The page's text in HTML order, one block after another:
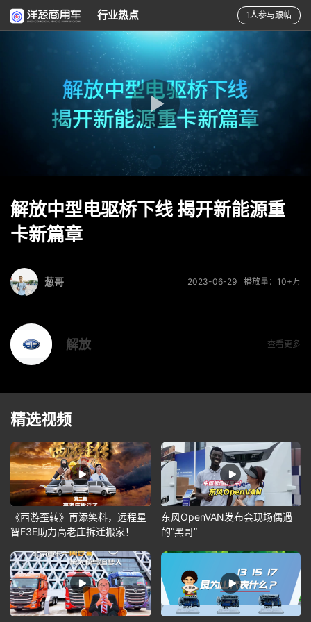
行业热点 1人参与跟帖
解放中型电驱桥下线 揭开新能源重
卡新篇章
播放量：10+万
2023-06-29
葱哥
解放 查看更多
精选视频
《西游歪转》再添笑料，远程星
智F3E助力高老庄拆迁搬家！
东风OpenVAN发布会现场偶遇
的”黑哥”